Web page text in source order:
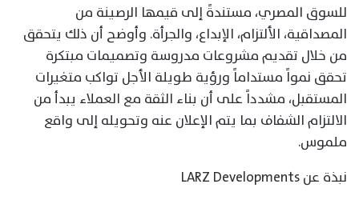
للسوق المصري، مستندةً إلى قيمها الرصينة من
المصداقية، الألتزام، الإبداع، والجرأة. وأوضح أن ذلك يتحقق
من خلال تقديم مشروعات مدروسة وتصميمات مبتكرة
تحقق نمواً مستداماً ورؤية طويلة الأجل تواكب متغيرات
المستقبل، مشدداً على أن بناء الثقة مع العملاء يبدأ من
الالتزام الشفاف بما يتم الإعلان عنه وتحويله إلى واقع
ملموس.
نبذة عن LARZ Developments